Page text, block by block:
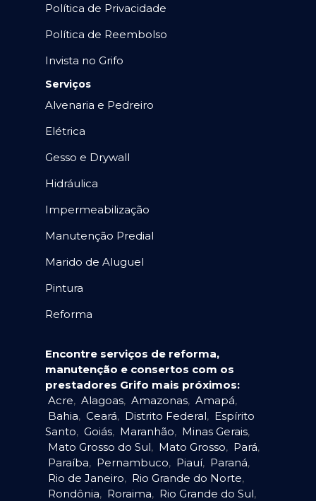
Política de Privacidade
Política de Reembolso
Invista no Grifo
Serviços
Alvenaria e Pedreiro
Elétrica
Gesso e Drywall
Hidráulica
Impermeabilização
Manutenção Predial
Marido de Aluguel
Pintura
Reforma
Encontre serviços de reforma,
manutenção e consertos com os
prestadores Grifo mais próximos:
Acre, Alagoas, Amazonas, Amapá,
Bahia, Ceará, Distrito Federal, Espírito
Santo, Goiás, Maranhão, Minas Gerais,
Mato Grosso do Sul, Mato Grosso, Pará,
Paraíba, Pernambuco, Piauí, Paraná,
Rio de Janeiro, Rio Grande do Norte,
Rondônia, Roraima, Rio Grande do Sul,